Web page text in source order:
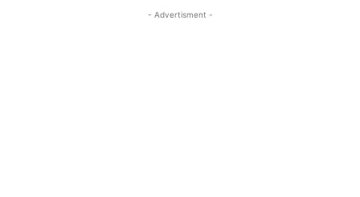
- Advertisment -